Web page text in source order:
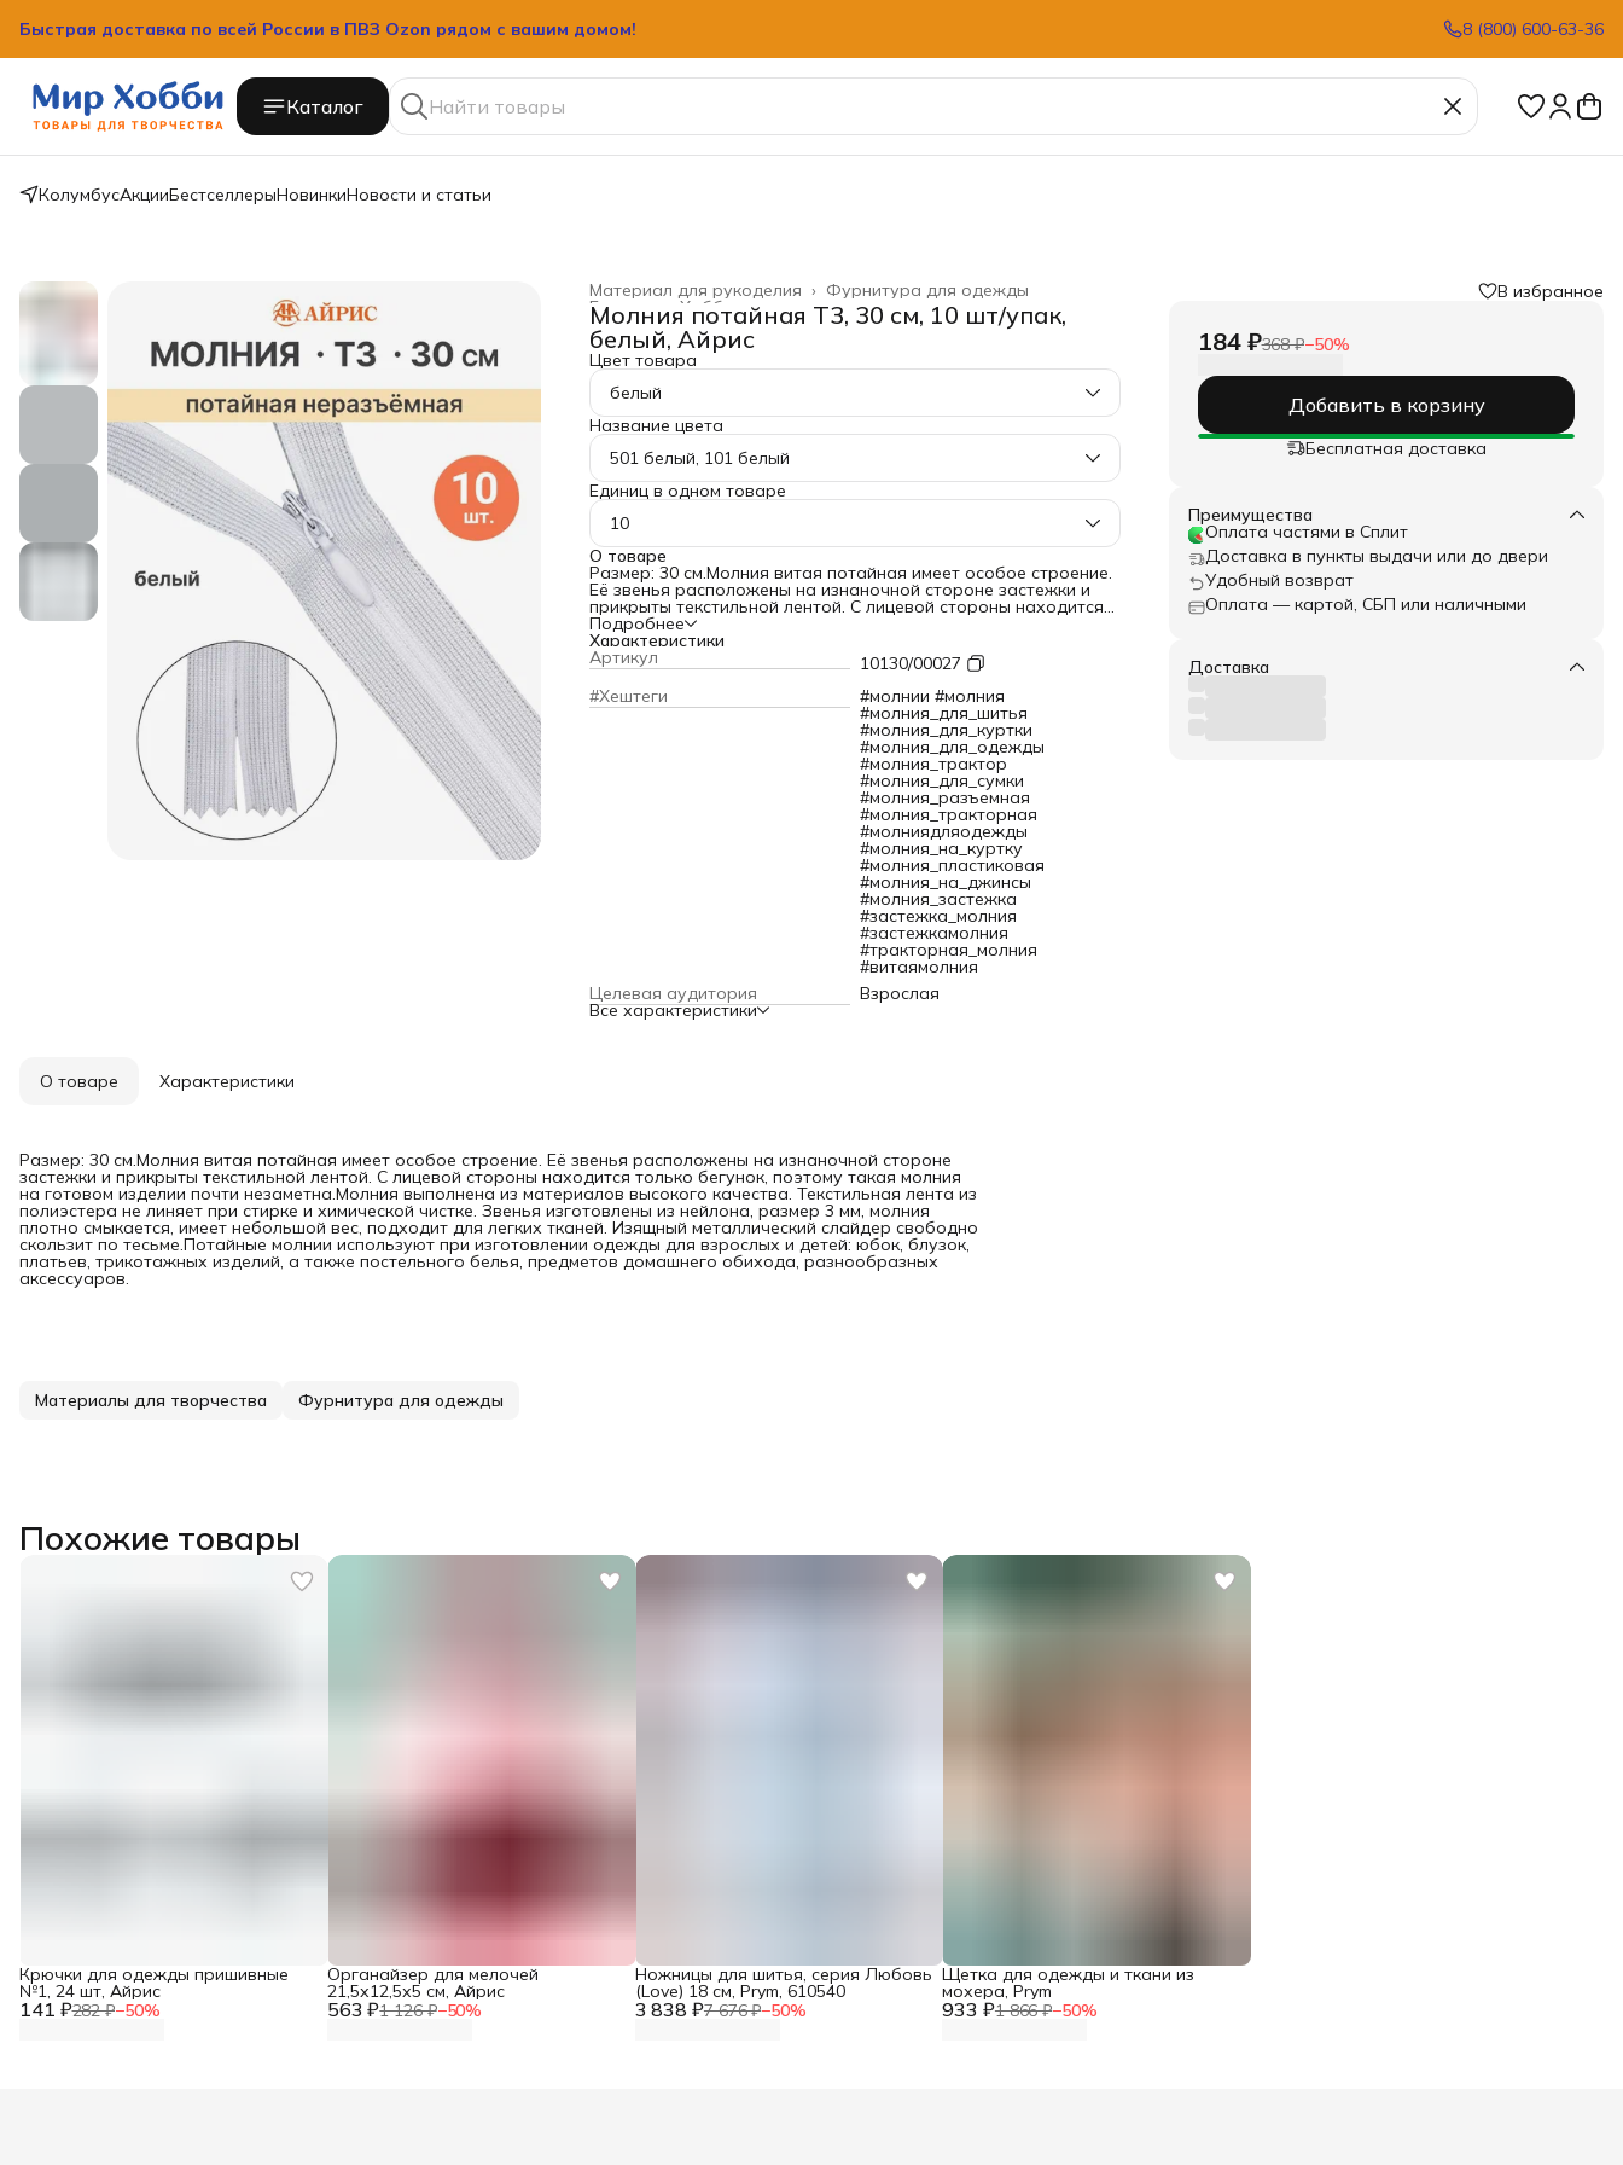
Быстрая доставка по всей России в ПВЗ Ozon рядом с вашим домом! 8 (800) 600-63-36
Каталог
КолумбусАкцииБестселлерыНовинкиНовости и статьи
Фурнитура для одежды
Материал для рукоделия ›
Хобби и творчество ›
Главная ›
Молния потайная Т3, 30 см, 10 шт/упак,
белый, Айрис
Цвет товара
белый
Название цвета
501 белый, 101 белый
Единиц в одном товаре
10
О товаре
Размер: 30 см.Молния витая потайная имеет особое строение.
Её звенья расположены на изнаночной стороне застежки и
прикрыты текстильной лентой. С лицевой стороны находится
только бегунок, поэтому такая молния на готовом изделии
почти незаметна.Молния выполнена из материалов высокого
качества. Текстильная лента из полиэстера не линяет при
стирке и химической чистке. Звенья изготовлены из нейлона,
размер 3 мм, молния плотно смыкается, имеет небольшой вес,
подходит для легких тканей. Изящный металлический слайдер
свободно скользит по тесьме.Потайные молнии используют
при изготовлении одежды для взрослых и детей: юбок, блузок,
платьев, трикотажных изделий, а также постельного белья,
предметов домашнего обихода, разнообразных аксессуаров.
Подробнее
Характеристики
Артикул
10130/00027
#Хештеги
#молнии #молния
#молния_для_шитья
#молния_для_куртки
#молния_для_одежды
#молния_трактор
#молния_для_сумки
#молния_разъемная
#молния_тракторная
#молниядляодежды
#молния_на_куртку
#молния_пластиковая
#молния_на_джинсы
#молния_застежка
#застежка_молния
#застежкамолния
#тракторная_молния
#витаямолния
Целевая аудитория
Взрослая
Все характеристики
В избранное
184 ₽368 ₽−50%
Добавить в корзину
Бесплатная доставка
Преимущества
Оплата частями в Сплит
Доставка в пункты выдачи или до двери
Удобный возврат
Оплата — картой, СБП или наличными
Доставка
О товаре Характеристики
Размер: 30 см.Молния витая потайная имеет особое строение. Её звенья расположены на изнаночной стороне
застежки и прикрыты текстильной лентой. С лицевой стороны находится только бегунок, поэтому такая молния
на готовом изделии почти незаметна.Молния выполнена из материалов высокого качества. Текстильная лента из
полиэстера не линяет при стирке и химической чистке. Звенья изготовлены из нейлона, размер 3 мм, молния
плотно смыкается, имеет небольшой вес, подходит для легких тканей. Изящный металлический слайдер свободно
скользит по тесьме.Потайные молнии используют при изготовлении одежды для взрослых и детей: юбок, блузок,
платьев, трикотажных изделий, а также постельного белья, предметов домашнего обихода, разнообразных
аксессуаров.
Материалы для творчества Фурнитура для одежды
Похожие товары
141 ₽282 ₽−50%
Крючки для одежды пришивные
№1, 24 шт, Айрис
563 ₽1 126 ₽−50%
Органайзер для мелочей
21,5х12,5х5 см, Айрис
3 838 ₽7 676 ₽−50%
Ножницы для шитья, серия Любовь
(Love) 18 см, Prym, 610540
933 ₽1 866 ₽−50%
Щетка для одежды и ткани из
мохера, Prym